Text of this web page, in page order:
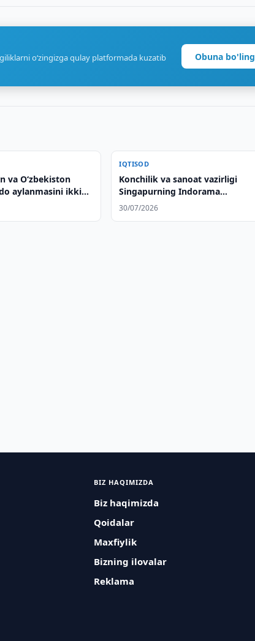
o‘zingizga qulay platformada kuzatib
Obuna bo'ling
va Oʻzbekiston
aylanmasini ikki
chaqirdi
IQTISOD
Konchilik va sanoat vazirligi
Singapurning Indorama
kompaniyasi bilan hamkorlikni
30/07/2026
BIZ HAQIMIZDA
Biz haqimizda
Qoidalar
Maxfiylik
Bizning ilovalar
Reklama